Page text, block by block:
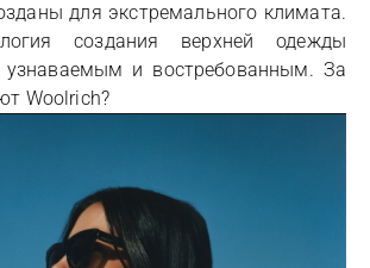
для экстремального климата.
создания верхней одежды
узнаваемым и востребованным. За
Woolrich?